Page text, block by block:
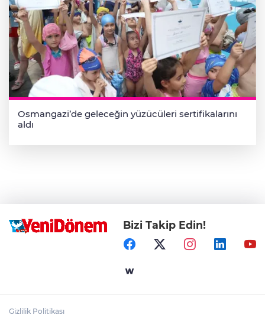
Osmangazi’de geleceğin yüzücüleri sertifikalarını
aldı
Bizi Takip Edin!
Gizlilik Politikası